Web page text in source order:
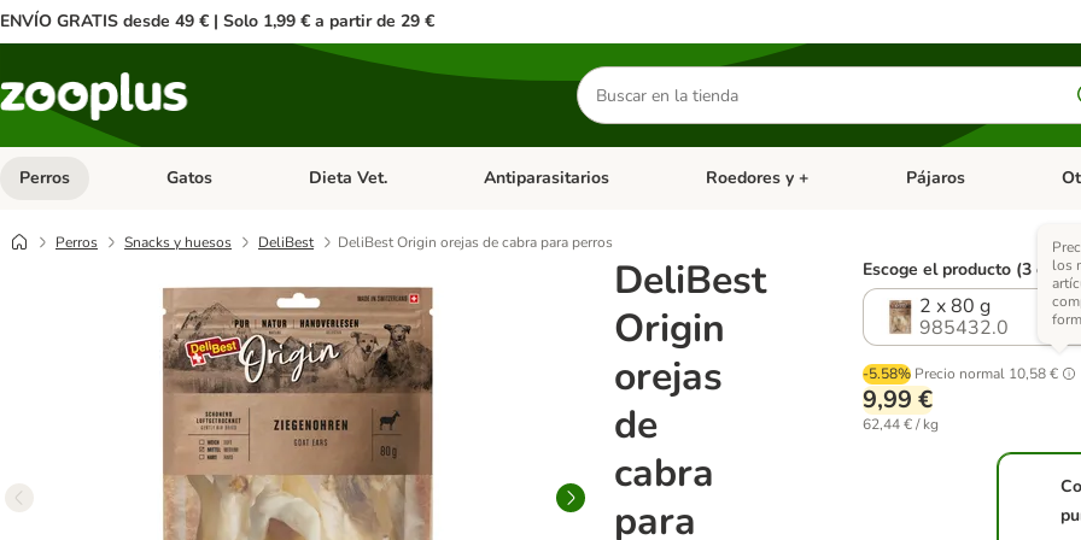
ENVÍO GRATIS desde 49 € | Solo 1,99 € a partir de 29 €
Buscar
productos
Perros Menú de categoria abierto: Perros
Gatos Menú de categoria abierto: Gatos
Dieta Vet. Menú de categoria abierto: Dieta Vet.
Antiparasitarios Menú de categoria abierto: Antiparasitarios
Roedores y + Menú de categoria
Pájaros
Perros Snacks y huesos DeliBest DeliBest Origin orejas de cabra para perros
DeliBest
Origin
orejas
de
cabra
para
Escoge el producto (3
2 x 80 g
985432.0
-5.58% Precio normal 10,58 €
los
9,99 €
62,44 € / kg